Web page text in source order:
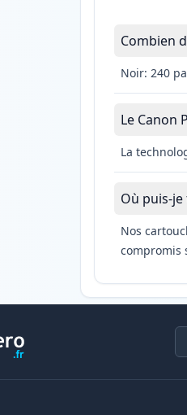
Combien
Noir: 240
Le Canon
La
Où puis-je
Nos
compromis